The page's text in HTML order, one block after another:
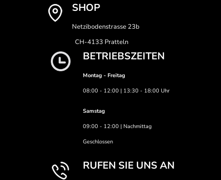
SHOP
Netzibodenstrasse 23b
CH-4133 Pratteln
BETRIEBSZEITEN
Montag - Freitag
08:00 - 12:00 | 13:30 - 18:00 Uhr
Samstag
09:00 - 12:00 | Nachmittag
Geschlossen
RUFEN SIE UNS AN